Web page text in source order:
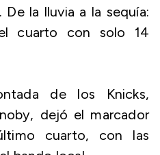
la lluvia a la sequía:
cuarto con solo 14
de los Knicks,
dejó el marcador
cuarto, con las